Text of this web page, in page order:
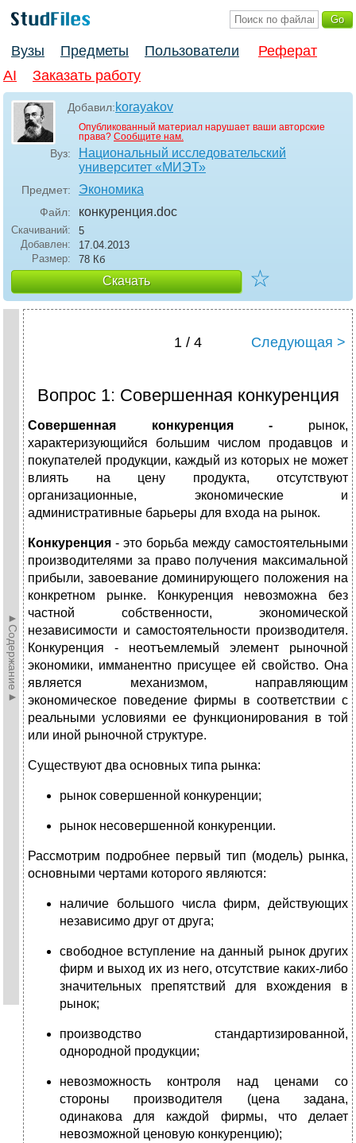
Вузы Предметы Пользователи
Реферат
AI
Заказать работу
Добавил:korayakov
Опубликованный материал нарушает ваши авторские
права? Сообщите нам.
Вуз:
Национальный исследовательский
университет «МИЭТ»
Предмет: Экономика
Файл: конкуренция.doc
Скачиваний:
5
Добавлен:
17.04.2013
Размер:
78 Кб
Скачать ☆
►Содержание►
1 / 4 Следующая >
Вопрос 1: Совершенная конкуренция
Совершенная конкуренция - рынок,
характеризующийся большим числом продавцов и
покупателей продукции, каждый из которых не может
влиять на цену продукта, отсутствуют
организационные, экономические и
административные барьеры для входа на рынок.
Конкуренция - это борьба между самостоятельными
производителями за право получения максимальной
прибыли, завоевание доминирующего положения на
конкретном рынке. Конкуренция невозможна без
частной собственности, экономической
независимости и самостоятельности производителя.
Конкуренция - неотъемлемый элемент рыночной
экономики, имманентно присущее ей свойство. Она
является механизмом, направляющим
экономическое поведение фирмы в соответствии с
реальными условиями ее функционирования в той
или иной рыночной структуре.
Существуют два основных типа рынка:
рынок совершенной конкуренции;
рынок несовершенной конкуренции.
Рассмотрим подробнее первый тип (модель) рынка,
основными чертами которого являются:
наличие большого числа фирм, действующих
независимо друг от друга;
свободное вступление на данный рынок других
фирм и выход их из него, отсутствие каких-либо
значительных препятствий для вхождения в
рынок;
производство стандартизированной,
однородной продукции;
невозможность контроля над ценами со
стороны производителя (цена задана,
одинакова для каждой фирмы, что делает
невозможной ценовую конкуренцию);